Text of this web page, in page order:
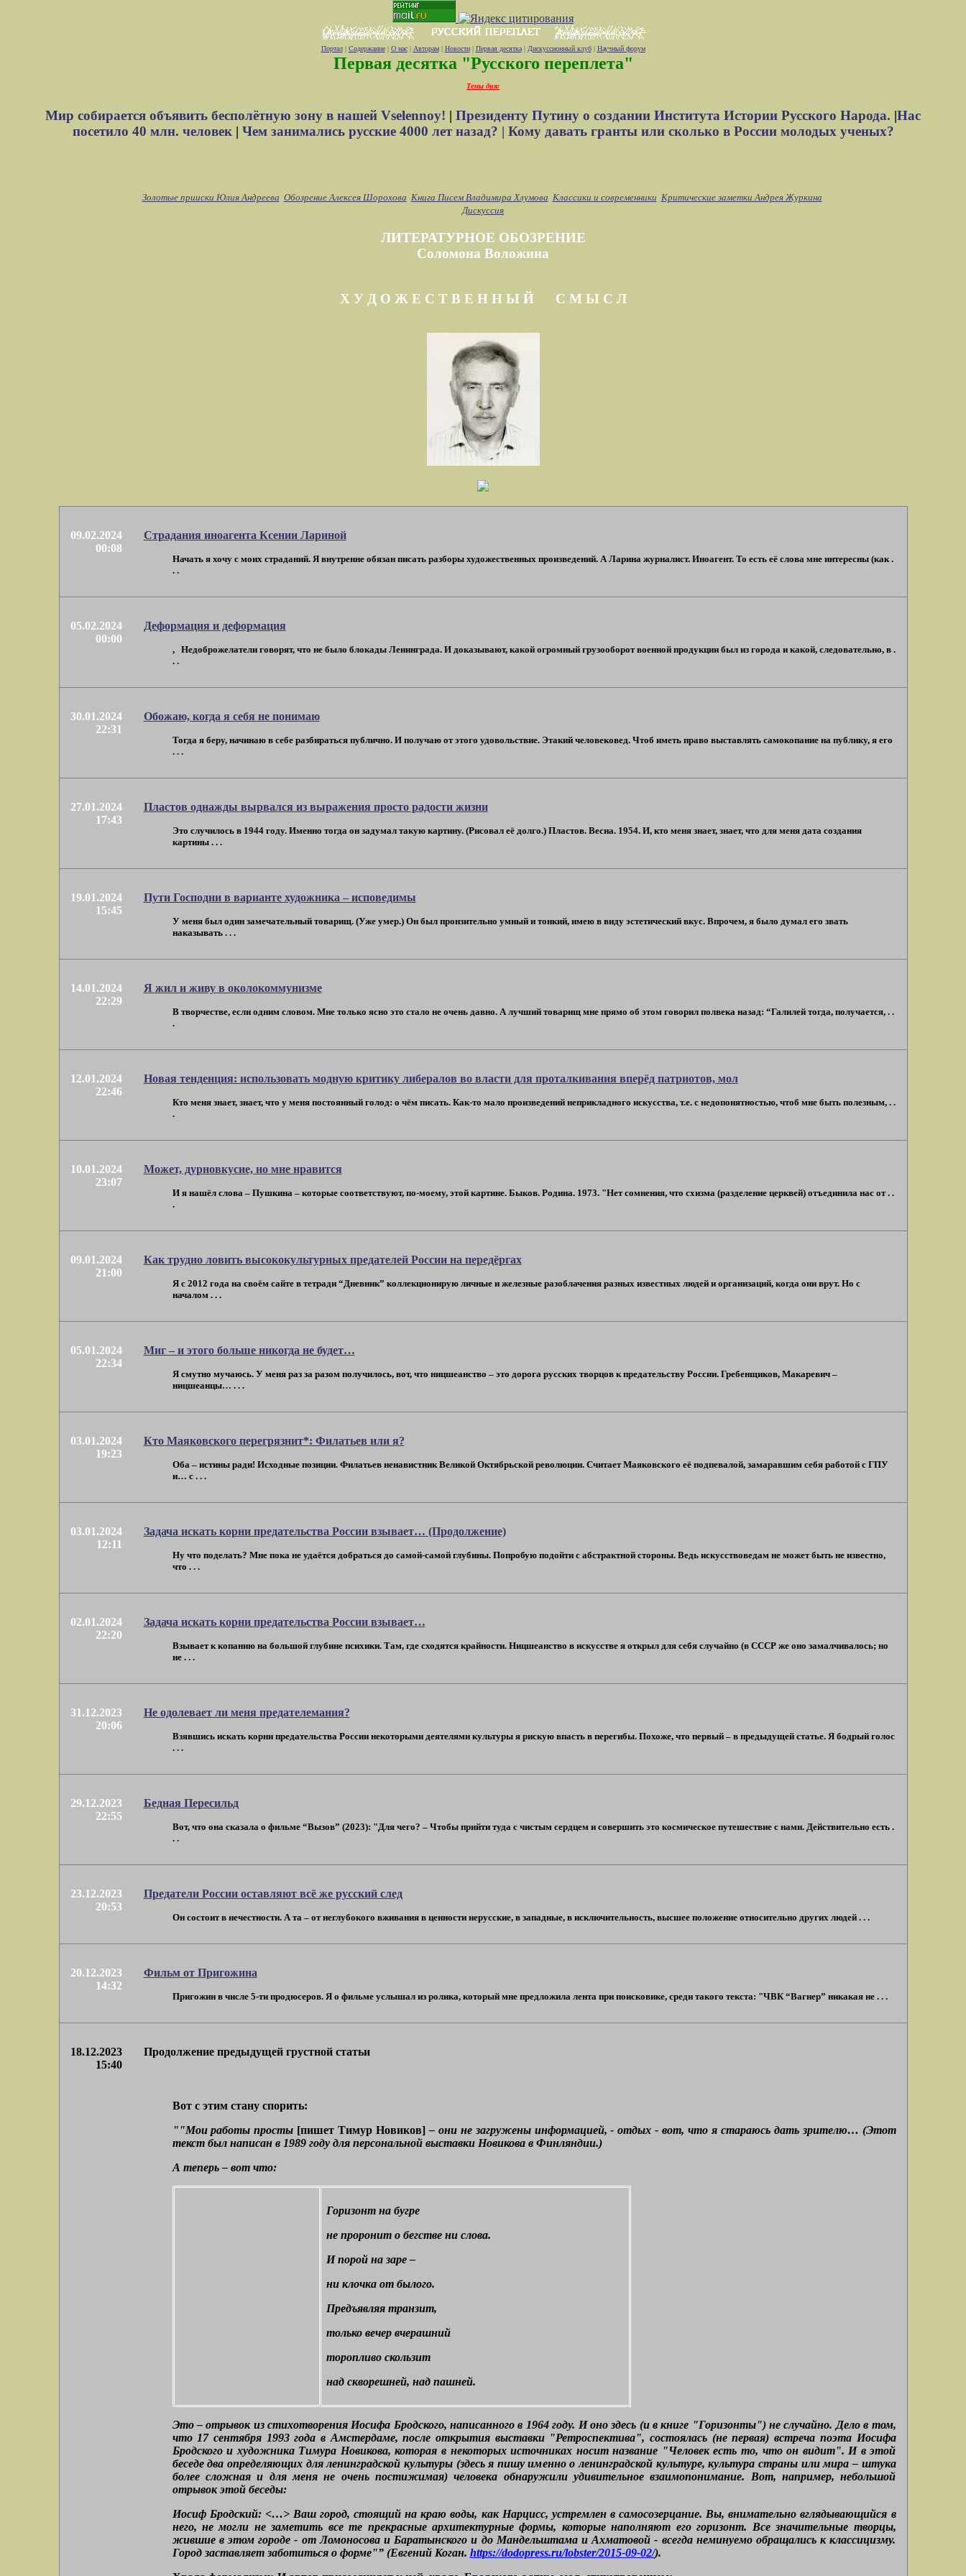
Портал| Содержание| О нас| Авторам| Новости| Первая десятка| Дискуссионный клуб| Научный форум
Первая десятка "Русского переплета"
Темы дня:
Мир собирается объявить бесполётную зону в нашей Vselennoy! | Президенту Путину о создании Института Истории Русского Народа. |Нас
посетило 40 млн. человек| Чем занимались русские 4000 лет назад? | Кому давать гранты или сколько в России молодых ученых?
Золотые прииски Юлия Андреева Обозрение Алексея Шорохова Книга Писем Владимира Хлумова Классики и современники Критические заметки Андрея Журкина
Дискуссия
ЛИТЕРАТУРНОЕ ОБОЗРЕНИЕ
Соломона Воложина
Х У Д О Ж Е С Т В Е Н Н Ы Й С М Ы С Л
09.02.2024
00:08
Страдания иноагента Ксении Лариной
Начать я хочу с моих страданий. Я внутренне обязан писать разборы художественных произведений. А Ларина журналист. Иноагент. То есть её слова мне интересны (как .
. .
05.02.2024
00:00
Деформация и деформация
, Недоброжелатели говорят, что не было блокады Ленинграда. И доказывают, какой огромный грузооборот военной продукции был из города и какой, следовательно, в .
. .
30.01.2024
22:31
Обожаю, когда я себя не понимаю
Тогда я беру, начинаю в себе разбираться публично. И получаю от этого удовольствие. Этакий человековед. Чтоб иметь право выставлять самокопание на публику, я его
. . .
27.01.2024
17:43
Пластов однажды вырвался из выражения просто радости жизни
Это случилось в 1944 году. Именно тогда он задумал такую картину. (Рисовал её долго.) Пластов. Весна. 1954. И, кто меня знает, знает, что для меня дата создания
картины . . .
19.01.2024
15:45
Пути Господни в варианте художника – исповедимы
У меня был один замечательный товарищ. (Уже умер.) Он был пронзительно умный и тонкий, имею в виду эстетический вкус. Впрочем, я было думал его звать
наказывать . . .
14.01.2024
22:29
Я жил и живу в околокоммунизме
В творчестве, если одним словом. Мне только ясно это стало не очень давно. А лучший товарищ мне прямо об этом говорил полвека назад: “Галилей тогда, получается, . .
.
12.01.2024
22:46
Новая тенденция: использовать модную критику либералов во власти для проталкивания вперёд патриотов, мол
Кто меня знает, знает, что у меня постоянный голод: о чём писать. Как-то мало произведений неприкладного искусства, т.е. с недопонятностью, чтоб мне быть полезным, . .
.
10.01.2024
23:07
Может, дурновкусие, но мне нравится
И я нашёл слова – Пушкина – которые соответствуют, по-моему, этой картине. Быков. Родина. 1973. "Нет сомнения, что схизма (разделение церквей) отъединила нас от . .
.
09.01.2024
21:00
Как трудно ловить высококультурных предателей России на передёргах
Я с 2012 года на своём сайте в тетради “Дневник” коллекционирую личные и железные разоблачения разных известных людей и организаций, когда они врут. Но с
началом . . .
05.01.2024
22:34
Миг – и этого больше никогда не будет…
Я смутно мучаюсь. У меня раз за разом получилось, вот, что ницшеанство – это дорога русских творцов к предательству России. Гребенщиков, Макаревич –
ницшеанцы… . . .
03.01.2024
19:23
Кто Маяковского перегрязнит*: Филатьев или я?
Оба – истины ради! Исходные позиции. Филатьев ненавистник Великой Октябрьской революции. Считает Маяковского её подпевалой, замаравшим себя работой с ГПУ
и… с . . .
03.01.2024
12:11
Задача искать корни предательства России взывает… (Продолжение)
Ну что поделать? Мне пока не удаётся добраться до самой-самой глубины. Попробую подойти с абстрактной стороны. Ведь искусствоведам не может быть не известно,
что . . .
02.01.2024
22:20
Задача искать корни предательства России взывает…
Взывает к копанию на большой глубине психики. Там, где сходятся крайности. Ницшеанство в искусстве я открыл для себя случайно (в СССР же оно замалчивалось; но
не . . .
31.12.2023
20:06
Не одолевает ли меня предателемания?
Взявшись искать корни предательства России некоторыми деятелями культуры я рискую впасть в перегибы. Похоже, что первый – в предыдущей статье. Я бодрый голос
. . .
29.12.2023
22:55
Бедная Пересильд
Вот, что она сказала о фильме “Вызов” (2023): "Для чего? – Чтобы прийти туда с чистым сердцем и совершить это космическое путешествие с нами. Действительно есть .
. .
23.12.2023
20:53
Предатели России оставляют всё же русский след
Он состоит в нечестности. А та – от неглубокого вживания в ценности нерусские, в западные, в исключительность, высшее положение относительно других людей . . .
20.12.2023
14:32
Фильм от Пригожина
Пригожин в числе 5-ти продюсеров. Я о фильме услышал из ролика, который мне предложила лента при поисковике, среди такого текста: "ЧВК “Вагнер” никакая не . . .
18.12.2023
15:40
Продолжение предыдущей грустной статьи
Вот с этим стану спорить:
""Мои работы просты [пишет Тимур Новиков] – они не загружены информацией, - отдых - вот, что я стараюсь дать зрителю… (Этот
текст был написан в 1989 году для персональной выставки Новикова в Финляндии.)
А теперь – вот что:
Горизонт на бугре
не проронит о бегстве ни слова.
И порой на заре –
ни клочка от былого.
Предъявляя транзит,
только вечер вчерашний
торопливо скользит
над скворешней, над пашней.
Это – отрывок из стихотворения Иосифа Бродского, написанного в 1964 году. И оно здесь (и в книге "Горизонты") не случайно. Дело в том,
что 17 сентября 1993 года в Амстердаме, после открытия выставки "Ретроспектива", состоялась (не первая) встреча поэта Иосифа
Бродского и художника Тимура Новикова, которая в некоторых источниках носит название "Человек есть то, что он видит". И в этой
беседе два определяющих для ленинградской культуры (здесь я пишу именно о ленинградской культуре, культура страны или мира – штука
более сложная и для меня не очень постижимая) человека обнаружили удивительное взаимопонимание. Вот, например, небольшой
отрывок этой беседы:
Иосиф Бродский: <…> Ваш город, стоящий на краю воды, как Нарцисс, устремлен в самосозерцание. Вы, внимательно вглядывающийся в
него, не могли не заметить все те прекрасные архитектурные формы, которые наполняют его горизонт. Все значительные творцы,
жившие в этом городе - от Ломоносова и Баратынского и до Мандельштама и Ахматовой - всегда неминуемо обращались к классицизму.
Город заставляет заботиться о форме"” (Евгений Коган. https://dodopress.ru/lobster/2015-09-02/).